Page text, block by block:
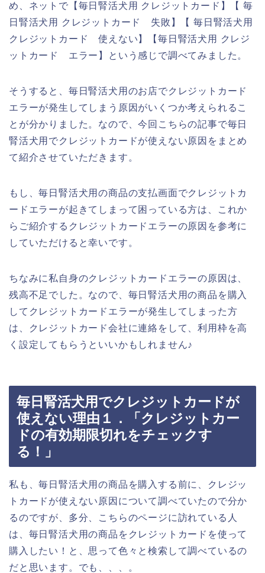
め、ネットで【毎日腎活犬用 クレジットカード】【 毎
日腎活犬用 クレジットカード 失敗】【 毎日腎活犬用
クレジットカード 使えない】【毎日腎活犬用 クレジ
ットカード エラー】という感じで調べてみました。
そうすると、毎日腎活犬用のお店でクレジットカード
エラーが発生してしまう原因がいくつか考えられるこ
とが分かりました。なので、今回こちらの記事で毎日
腎活犬用でクレジットカードが使えない原因をまとめ
て紹介させていただきます。
もし、毎日腎活犬用の商品の支払画面でクレジットカ
ードエラーが起きてしまって困っている方は、これか
らご紹介するクレジットカードエラーの原因を参考に
していただけると幸いです。
ちなみに私自身のクレジットカードエラーの原因は、
残高不足でした。なので、毎日腎活犬用の商品を購入
してクレジットカードエラーが発生してしまった方
は、クレジットカード会社に連絡をして、利用枠を高
く設定してもらうといいかもしれません♪
毎日腎活犬用でクレジットカードが
使えない理由１．「クレジットカー
ドの有効期限切れをチェックす
る！」
私も、毎日腎活犬用の商品を購入する前に、クレジッ
トカードが使えない原因について調べていたので分か
るのですが、多分、こちらのページに訪れている人
は、毎日腎活犬用の商品をクレジットカードを使って
購入したい！と、思って色々と検索して調べているの
だと思います。でも、、、。